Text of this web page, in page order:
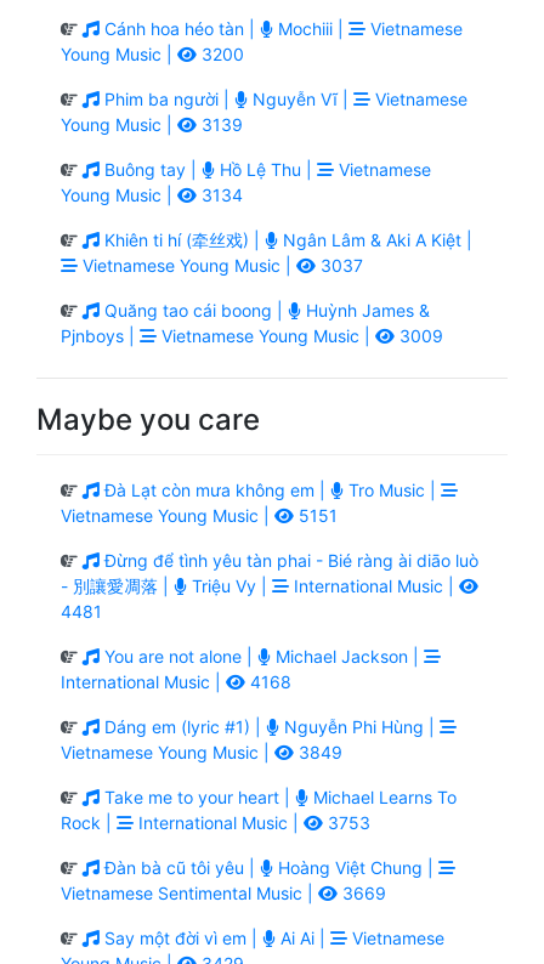
Cánh hoa héo tàn | Mochiii |
Vietnamese
Young Music |
3200
Phim ba người | Nguyễn Vĩ |
Vietnamese
Young Music |
3139
Buông tay | Hồ Lệ Thu |
Vietnamese
Young Music |
3134
Khiên ti hí (牵丝戏) |
Ngân Lâm & Aki A Kiệt |
Vietnamese Young Music |
3037
Quăng tao cái boong |
Huỳnh James &
Pjnboys |
Vietnamese Young Music | 3009
Maybe you care
Đà Lạt còn mưa không em |
Tro Music |
Vietnamese Young Music |
5151
Đừng để tình yêu tàn phai - Bié ràng ài diāo luò
- 別讓愛凋落 |
Triệu Vy |
International Music |
4481
You are not alone |
Michael Jackson |
International Music |
4168
Dáng em (lyric #1) |
Nguyễn Phi Hùng |
Vietnamese Young Music |
3849
Take me to your heart |
Michael Learns To
Rock |
International Music | 3753
Đàn bà cũ tôi yêu |
Hoàng Việt Chung |
Vietnamese Sentimental Music |
3669
Say một đời vì em | Ai Ai |
Vietnamese